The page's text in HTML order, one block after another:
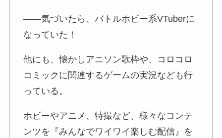
――気づいたら、バトルホビー系VTuberに
なっていた！
他にも、懐かしアニソン歌枠や、コロコロ
コミックに関連するゲームの実況なども行
っている。
ホビーやアニメ、特撮など、様々なコンテ
ンツを『みんなでワイワイ楽しむ配信』を